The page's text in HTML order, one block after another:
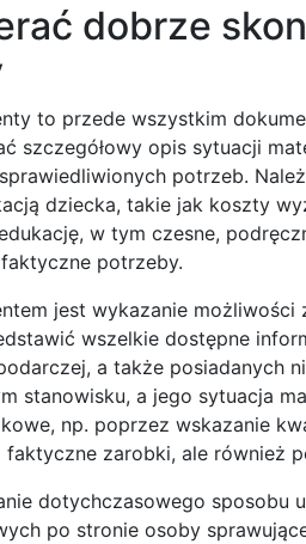
dobrze
to przede wszystkim
szczegółowy opis sytuacji
potrzeb.
dziecka, takie jak koszty
w tym czesne,
potrzeby.
jest wykazanie
wszelkie dostępne
a także
stanowisku, a jego sytuacja
np. poprzez wskazanie
faktyczne zarobki, ale również
dotychczasowego
po stronie osoby